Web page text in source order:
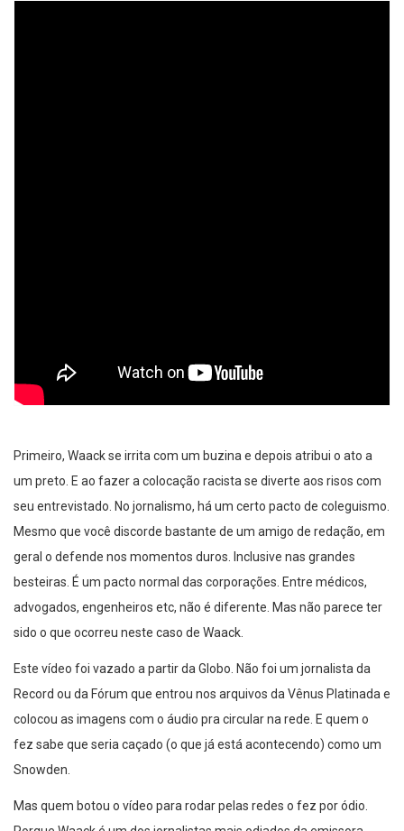
Primeiro, Waack se irrita com um buzina e depois atribui o ato a
um preto. E ao fazer a colocação racista se diverte aos risos com
seu entrevistado. No jornalismo, há um certo pacto de coleguismo.
Mesmo que você discorde bastante de um amigo de redação, em
geral o defende nos momentos duros. Inclusive nas grandes
besteiras. É um pacto normal das corporações. Entre médicos,
advogados, engenheiros etc, não é diferente. Mas não parece ter
sido o que ocorreu neste caso de Waack.
Este vídeo foi vazado a partir da Globo. Não foi um jornalista da
Record ou da Fórum que entrou nos arquivos da Vênus Platinada e
colocou as imagens com o áudio pra circular na rede. E quem o
fez sabe que seria caçado (o que já está acontecendo) como um
Snowden.
Mas quem botou o vídeo para rodar pelas redes o fez por ódio.